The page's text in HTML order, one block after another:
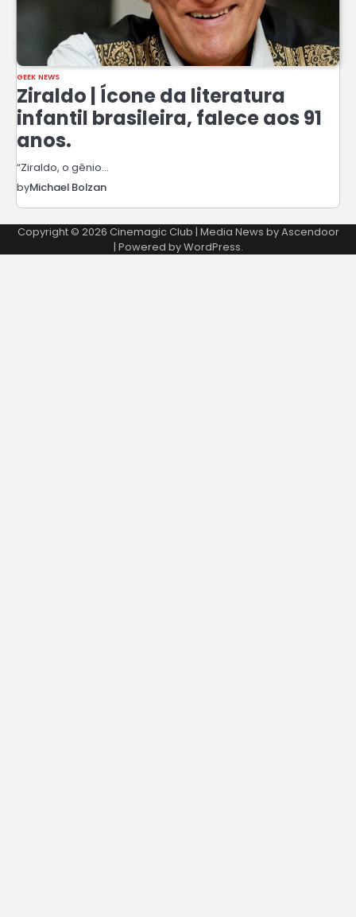
GEEK NEWS
Ziraldo | Ícone da literatura
infantil brasileira, falece aos 91
anos.
“Ziraldo, o gênio…
byMichael Bolzan
Copyright © 2026 Cinemagic Club | Media News byAscendoor
| Powered byWordPress.